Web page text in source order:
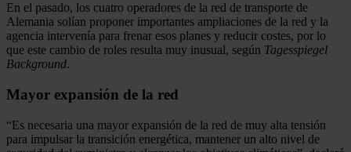
En el pasado, los cuatro operadores de la red de transporte de
Alemania solían proponer importantes ampliaciones de la red y la
agencia intervenía para frenar esos planes y reducir costes, por lo
que este cambio de roles resulta muy inusual, según Tagesspiegel
Background.
Mayor expansión de la red
“Es necesaria una mayor expansión de la red de muy alta tensión
para impulsar la transición energética, mantener un alto nivel de